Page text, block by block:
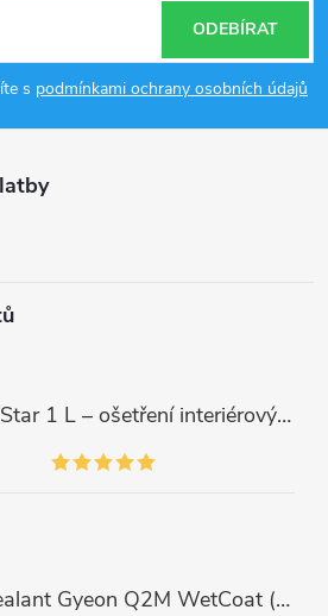
s podmínkami ochrany osobních údajů
ODEBÍRAT
Koch Chemie Top Star 1 L – ošetření interiérových plastů, ochrana a matný vzhled
Rychloaplikační sealant Gyeon Q2M WetCoat (1 L)